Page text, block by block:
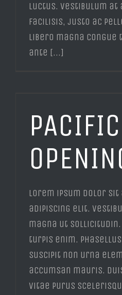
luctus. Vestibulum at
facilisis, justo ac
libero magna congue
ante [...]
PACIFIC
Lorem ipsum dolor
adipiscing elit.
magna ut sollicitudin.
turpis enim.
suscipit non urna
accumsan mauris.
vitae purus